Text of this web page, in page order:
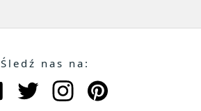
Śledź nas na: